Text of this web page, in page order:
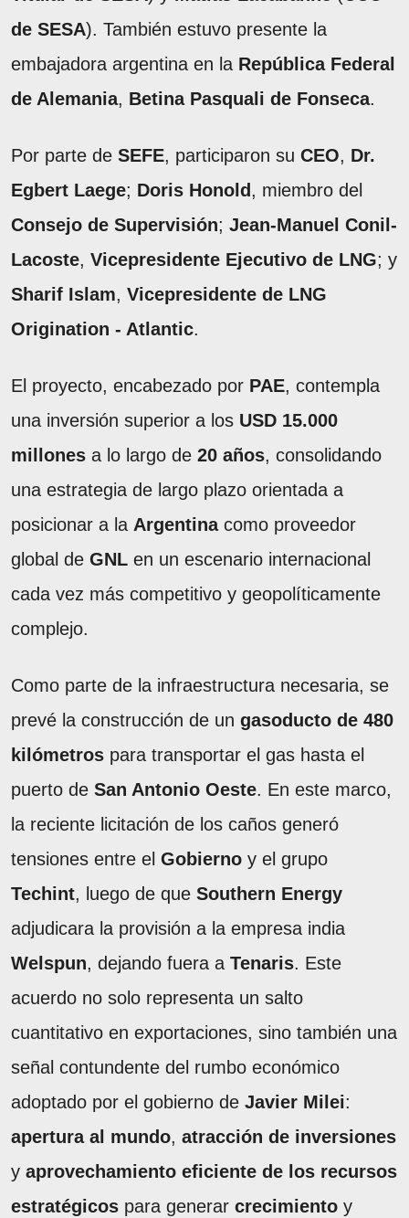
de SESA). También estuvo presente la
embajadora argentina en la República Federal
de Alemania, Betina Pasquali de Fonseca.
Por parte de SEFE, participaron su CEO, Dr.
Egbert Laege; Doris Honold , miembro del
Consejo de Supervisión; Jean-Manuel Conil-
Lacoste, Vicepresidente Ejecutivo de LNG; y
Sharif Islam, Vicepresidente de LNG
Origination - Atlantic.
El proyecto, encabezado por PAE, contempla
una inversión superior a los USD 15.000
millones a lo largo de 20 años, consolidando
una estrategia de largo plazo orientada a
posicionar a la Argentinacomo proveedor
global de GNL en un escenario internacional
cada vez más competitivo y geopolíticamente
complejo.
Como parte de la infraestructura necesaria, se
prevé la construcción de un gasoducto de 480
kilómetros para transportar el gas hasta el
puerto de San Antonio Oeste. En este marco,
la reciente licitación de los caños generó
tensiones entre el Gobierno y el grupo
Techint, luego de que Southern Energy
adjudicara la provisión a la empresa india
Welspun, dejando fuera a Tenaris. Este
acuerdo no solo representa un salto
cuantitativo en exportaciones, sino también una
señal contundente del rumbo económico
adoptado por el gobierno de Javier Milei:
apertura al mundo, atracción de inversiones
y aprovechamiento eficiente de los recursos
estratégicos para generar crecimiento y